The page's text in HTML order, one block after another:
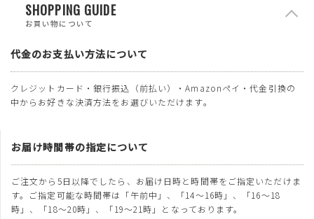
SHOPPING GUIDE
お買い物について
代金のお支払い方法について
クレジットカード・銀行振込（前払い）・Amazonペイ・代金引換の
中からお好きな決済方法をお選びいただけます。
お届け時間帯の指定について
ご注文から5日以降でしたら、お届け日時と時間帯をご指定いただけま
す。ご指定可能な時間帯は「午前中」、「14～16時」、「16～18
時」、「18～20時」、「19～21時」となっております。